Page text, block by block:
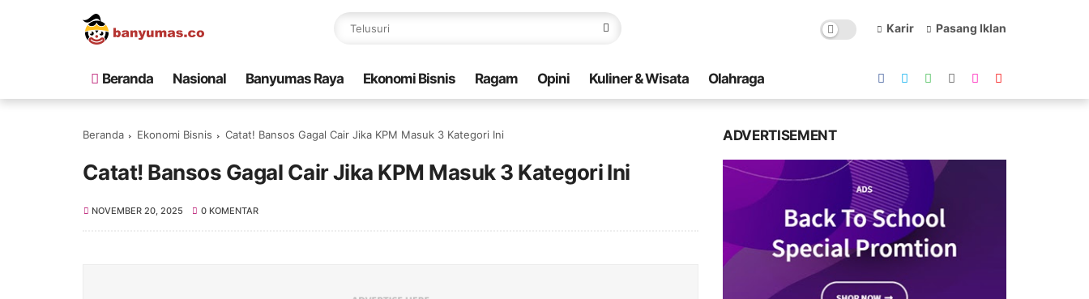
Karir Pasang Iklan
Beranda Nasional Banyumas Raya Ekonomi Bisnis Ragam Opini Kuliner & Wisata Olahraga
Beranda Ekonomi Bisnis Catat! Bansos Gagal Cair Jika KPM Masuk 3 Kategori Ini
Catat! Bansos Gagal Cair Jika KPM Masuk 3 Kategori Ini
NOVEMBER 20, 2025 0 KOMENTAR
ADVERTISEMENT